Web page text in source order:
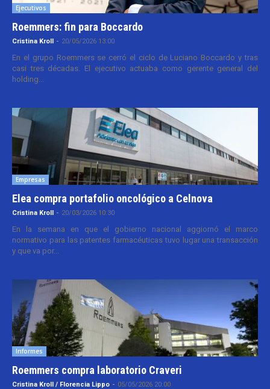
Ejecutivos
Roemmers: fin para Boccardo
Cristina Kroll - 20/05/2026 13:00
En el grupo Roemmers se cerró el ciclo de Luciano Boccardo y tras
casi tres décadas. El ejecutivo actuaba como gerente general del
holding...
Empresas
Elea compra portafolio oncológico a Celnova
Cristina Kroll - 20/03/2026 10:30
En la semana en que el gobierno nacional aggiornó el marco
normativo para las patentes farmacéuticas tuvo lugar una transacción
y que va por...
Informes
Roemmers compra laboratorio Craveri
Cristina Kroll / Florencia Lippo - 05/05/2026 20:00